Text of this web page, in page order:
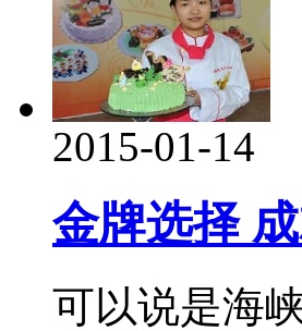
2015-01-14
金牌选择
可以说是海